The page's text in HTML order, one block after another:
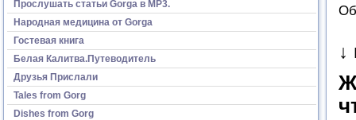
Прослушать статьи Gorga в МР3.
Народная медицина от Gorga
Гостевая книга
Белая Калитва.Путеводитель
Друзья Прислали
Tales from Gorg
Dishes from Gorg